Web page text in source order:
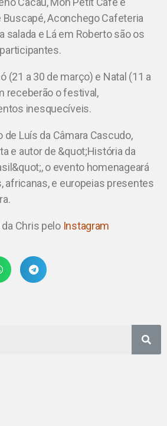
Buscapé, Aconchego Cafeteria
salada e Lá em Roberto são os
(21 a 30 de março) e Natal (11 a
receberão o festival,
inesquecíveis.
de Luís da Câmara Cascudo,
e autor de &quot;História da
o evento homenageará
africanas, e europeias presentes
Chris pelo Instagram